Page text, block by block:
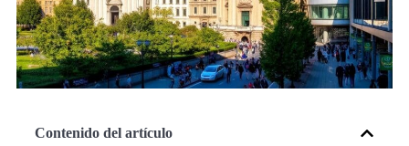
Contenido del artículo